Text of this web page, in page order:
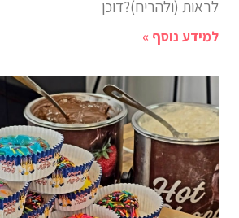
לראות (ולהריח)?דוכן
למידע נוסף »